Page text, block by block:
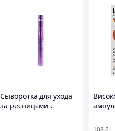
Сыворотка для ухода
за ресницами с
108₴